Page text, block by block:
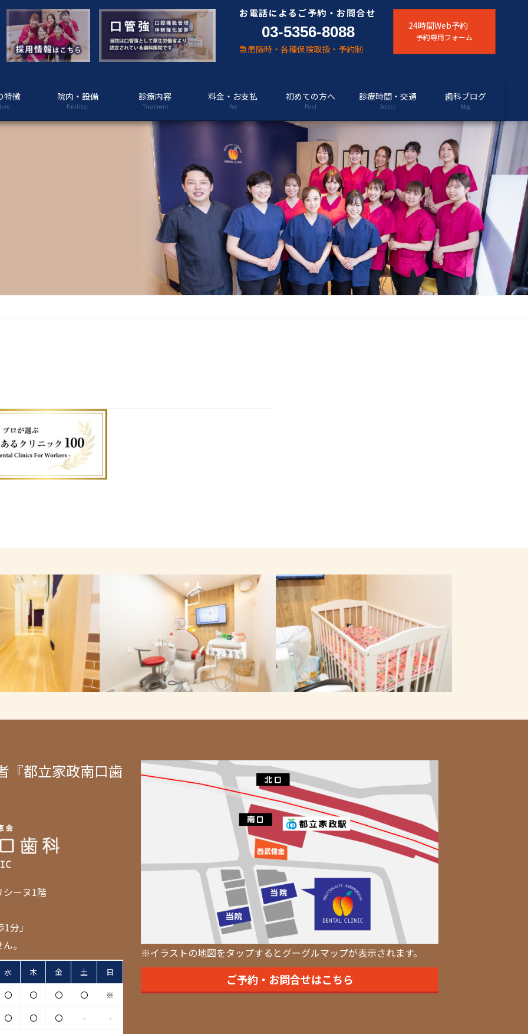
お電話によるご予約・お問合せ
03-5356-8088
急患随時・各種保険取扱・予約制
24時間Web予約
予約専用フォーム
特徴 院内・設備
Facilities
診療内容
Treatment
料金・お支払
Fee
初めての方へ
First
診療時間・交通
Access
歯科ブログ
Blog
『都立家政南口歯
シーヌ1階
分」
。
水 木 金 土 日
〇 〇 〇 〇 ※
〇 〇 〇 - -
※イラストの地図をタップするとグーグルマップが表示されます。
ご予約・お問合せはこちら